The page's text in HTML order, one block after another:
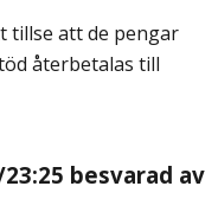
tillse att de pengar
återbetalas till
besvarad av